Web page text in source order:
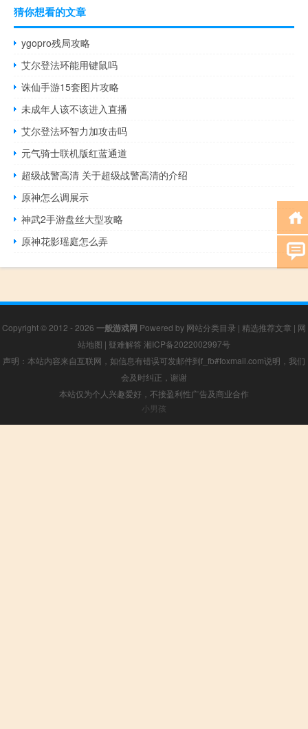
猜你想看的文章
ygopro残局攻略
艾尔登法环能用键鼠吗
诛仙手游15套图片攻略
未成年人该不该进入直播
艾尔登法环智力加攻击吗
元气骑士联机版红蓝通道
超级战警高清 关于超级战警高清的介绍
原神怎么调展示
神武2手游盘丝大型攻略
原神花影瑶庭怎么弄
Copyright © 2012 - 2026 一般游戏网 Powered by 网站分类目录 | 精选推荐文章 | 网
站地图 | 疑难解答 湘ICP备2022002997号
声明：本站内容来自互联网，如信息有错误可发邮件到f_fb#foxmail.com说明，我们
会及时纠正，谢谢
本站仅为个人兴趣爱好，不接盈利性广告及商业合作
小男孩